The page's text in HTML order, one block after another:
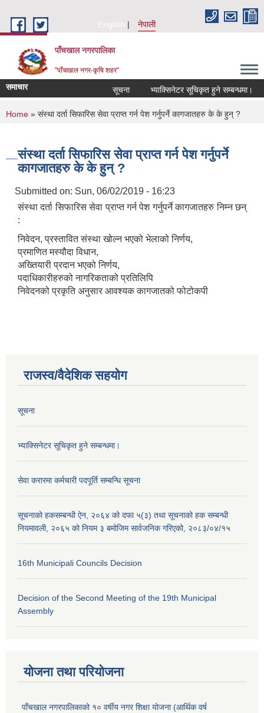
English
नेपाली
पाँचखाल नगरपालिका
"पाँचखाल नगर-कृषि शहर"
समाचार सूचना भ्याक्सिनेटर सूचिकृत हुने सम्बन्धमा।
You are here
Home » संस्था दर्ता सिफारिस सेवा प्राप्त गर्न पेश गर्नुपर्ने कागजातहरु के के हुन् ?
संस्था दर्ता सिफारिस सेवा प्राप्त गर्न पेश गर्नुपर्ने
कागजातहरु के के हुन् ?
Submitted on: Sun, 06/02/2019 - 16:23
संस्था दर्ता सिफारिस सेवा प्राप्त गर्न पेश गर्नुपर्ने कागजातहरु निम्न छन्
:
निवेदन, प्रस्तावित संस्था खोल्न भएको भेलाको निर्णय,
प्रमाणित मस्यौदा विधान,
अख्तियारी प्रदान भएको निर्णय,
पदाधिकारीहरुको नागरिकताको प्रतिलिपि
निवेदनको प्रकृति अनुसार आवश्यक कागजातको फोटोकपी
राजस्व/वैदेशिक सहयोग
सूचना
भ्याक्सिनेटर सूचिकृत हुने सम्बन्धमा।
सेवा करारमा कर्मचारी पदपूर्ति सम्बन्धि सूचना
सूचनाको हकसम्बन्धी ऐन, २०६४ को दफा ५(३) तथा सूचनाको हक सम्बन्धी
नियमावली, २०६५ को नियम ३ बमोजिम सार्वजनिक गरिएको, २०८३/०४/१५
16th Municipali Councils Decision
Decision of the Second Meeting of the 19th Municipal
Assembly
योजना तथा परियोजना
पाँचखाल नगरपालिकाको १० वर्षीय नगर शिक्षा योजना (आर्थिक वर्ष